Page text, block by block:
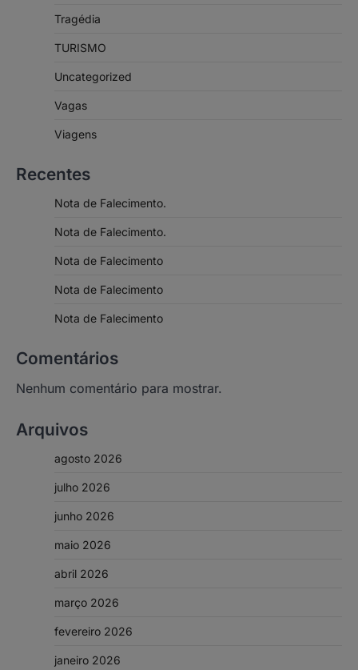
Tragédia
TURISMO
Uncategorized
Vagas
Viagens
Recentes
Nota de Falecimento.
Nota de Falecimento.
Nota de Falecimento
Nota de Falecimento
Nota de Falecimento
Comentários
Nenhum comentário para mostrar.
Arquivos
agosto 2026
julho 2026
junho 2026
maio 2026
abril 2026
março 2026
fevereiro 2026
janeiro 2026